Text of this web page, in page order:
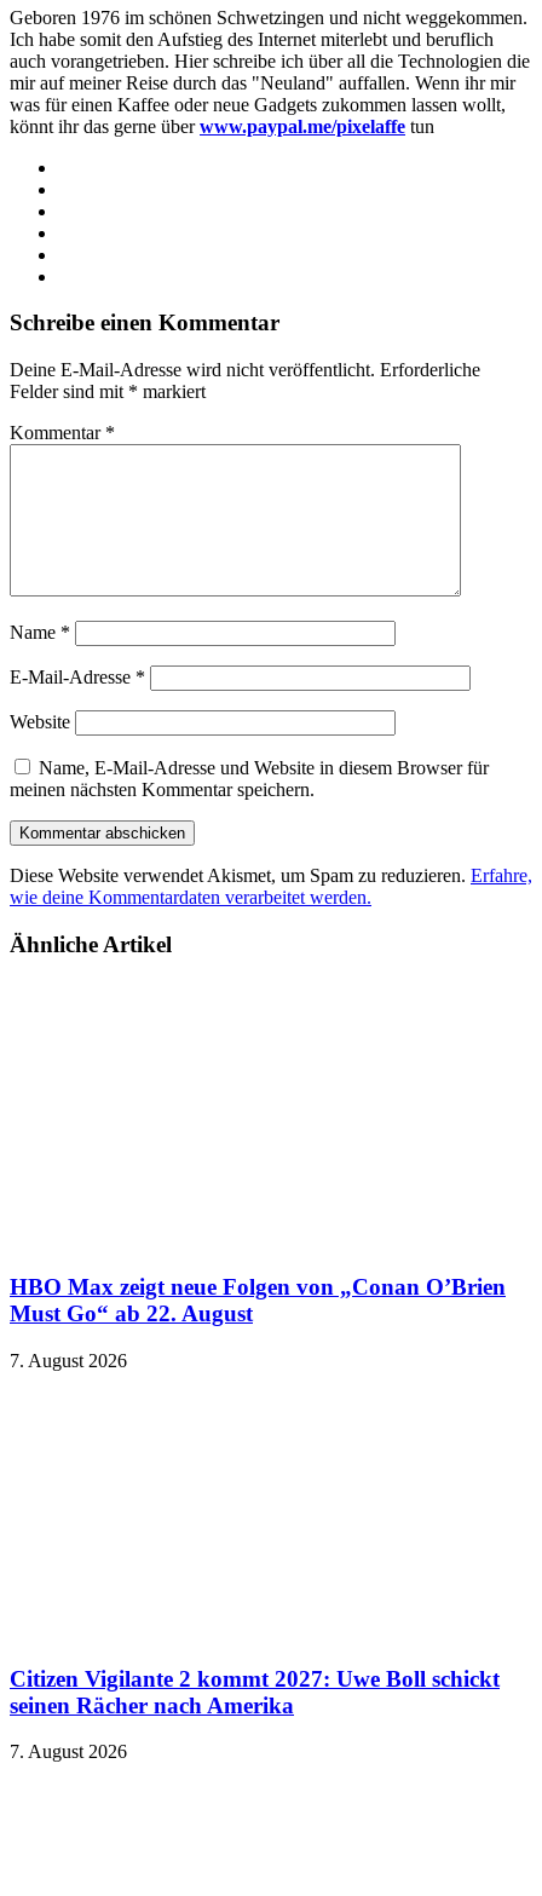
Geboren 1976 im schönen Schwetzingen und nicht weggekommen.
Ich habe somit den Aufstieg des Internet miterlebt und beruflich
auch vorangetrieben. Hier schreibe ich über all die Technologien die
mir auf meiner Reise durch das "Neuland" auffallen. Wenn ihr mir
was für einen Kaffee oder neue Gadgets zukommen lassen wollt,
könnt ihr das gerne überwww.paypal.me/pixelaffe tun
Schreibe einen Kommentar
Deine E-Mail-Adresse wird nicht veröffentlicht. Erforderliche
Felder sind mit * markiert
Kommentar *
Name *
E-Mail-Adresse *
Website
Name, E-Mail-Adresse und Website in diesem Browser für
meinen nächsten Kommentar speichern.
Diese Website verwendet Akismet, um Spam zu reduzieren. Erfahre,
wie deine Kommentardaten verarbeitet werden.
Ähnliche Artikel
HBO Max zeigt neue Folgen von „Conan O’Brien
Must Go“ ab 22. August
7. August 2026
Citizen Vigilante 2 kommt 2027: Uwe Boll schickt
seinen Rächer nach Amerika
7. August 2026